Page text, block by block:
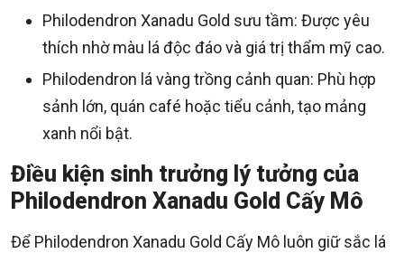
Philodendron Xanadu Gold sưu tầm: Được yêu
thích nhờ màu lá độc đáo và giá trị thẩm mỹ cao.
Philodendron lá vàng trồng cảnh quan: Phù hợp
sảnh lớn, quán café hoặc tiểu cảnh, tạo mảng
xanh nổi bật.
Điều kiện sinh trưởng lý tưởng của
Philodendron Xanadu Gold Cấy Mô
Để Philodendron Xanadu Gold Cấy Mô luôn giữ sắc lá